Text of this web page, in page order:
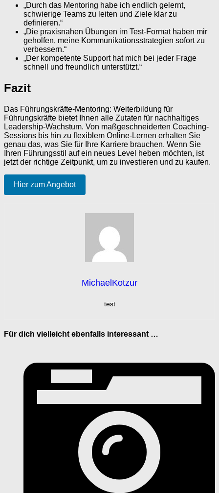
„Durch das Mentoring habe ich endlich gelernt,
schwierige Teams zu leiten und Ziele klar zu
definieren.“
„Die praxisnahen Übungen im Test-Format haben mir
geholfen, meine Kommunikationsstrategien sofort zu
verbessern.“
„Der kompetente Support hat mich bei jeder Frage
schnell und freundlich unterstützt.“
Fazit
Das Führungskräfte-Mentoring: Weiterbildung für
Führungskräfte bietet Ihnen alle Zutaten für nachhaltiges
Leadership-Wachstum. Von maßgeschneiderten Coaching-
Sessions bis hin zu flexiblem Online-Lernen erhalten Sie
genau das, was Sie für Ihre Karriere brauchen. Wenn Sie
Ihren Führungsstil auf ein neues Level heben möchten, ist
jetzt der richtige Zeitpunkt, um zu investieren und zu kaufen.
Hier zum Angebot
MichaelKotzur
test
Für dich vielleicht ebenfalls interessant …